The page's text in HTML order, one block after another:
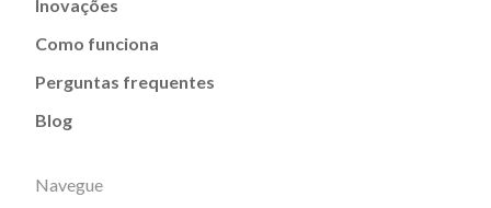
Inovações
Como funciona
Perguntas frequentes
Blog
Navegue